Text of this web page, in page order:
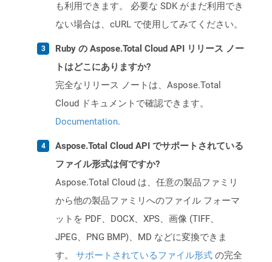
も利用できます。 必要な SDK がまだ利用でき
ない場合は、cURL で使用してみてください。
Ruby の Aspose.Total Cloud API リリース ノー
トはどこにありますか?
完全なリリース ノートは、Aspose.Total
Cloud ドキュメントで確認できます。
Documentation.
Aspose.Total Cloud API でサポートされている
ファイル形式は何ですか?
Aspose.Total Cloud は、任意の製品ファミリ
から他の製品ファミリへのファイル フォーマ
ットを PDF、DOCX、XPS、画像 (TIFF、
JPEG、PNG BMP)、MD などに変換できま
す。 サポートされているファイル形式 の完全